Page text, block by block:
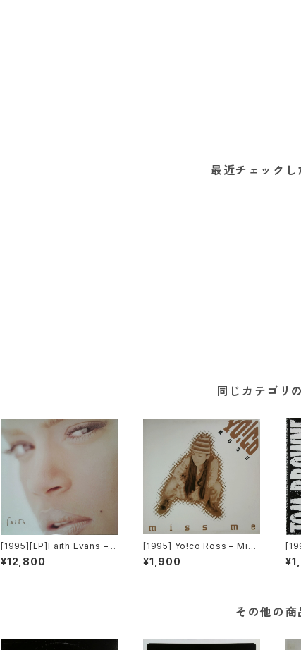
最近チェックし
同じカテゴリ
[1995][LP]Faith Evans – F
aith [Bad Boy Entertainm
ent]
¥12,800
[1995] Yo!co Ross – Miss
Me [Columbia]
¥1,900
その他の商